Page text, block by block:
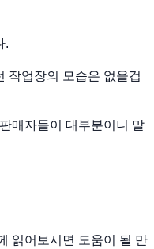
.
작업장의 모습은 없을겁
매자들이 대부분이니 말
읽어보시면 도움이 될 만